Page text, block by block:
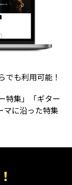
でも利用可能！
特集」「ギター
マに沿った特集